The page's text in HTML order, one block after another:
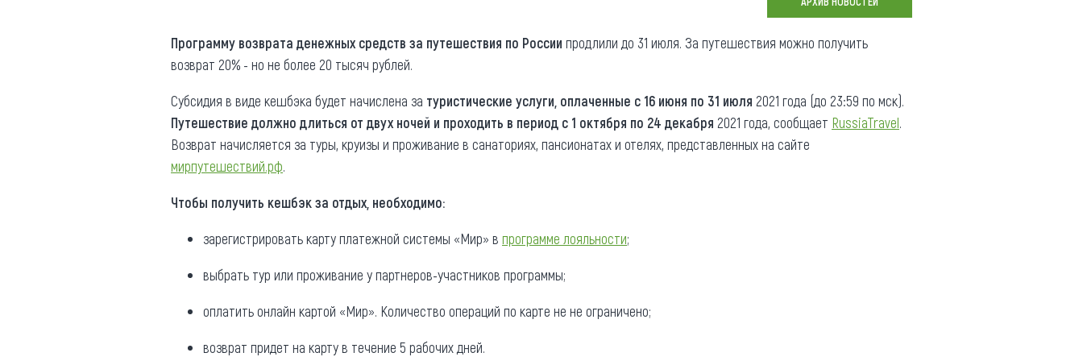
Придорожные кафе
Новости
Люди, прославившие Алтай
Карты и буклеты
Коллекция впечатлений
Фотогалерея
Другие рубрики
Реестр туроператоров
Программу возврата денежных средств за путешествия по России продлили до 31 июля. За путешествия можно получить
возврат 20% - но не более 20 тысяч рублей.
Субсидия в виде кешбэка будет начислена за туристические услуги, оплаченные с 16 июня по 31 июля 2021 года (до 23:59 по мск).
Путешествие должно длиться от двух ночей и проходить в период с 1 октября по 24 декабря 2021 года, сообщает RussiaTravel.
Возврат начисляется за туры, круизы и проживание в санаториях, пансионатах и отелях, представленных на сайте
мирпутешествий.рф.
Чтобы получить кешбэк за отдых, необходимо:
зарегистрировать карту платежной системы «Мир» в программе лояльности;
выбрать тур или проживание у партнеров-участников программы;
оплатить онлайн картой «Мир». Количество операций по карте не не ограничено;
возврат придет на карту в течение 5 рабочих дней.